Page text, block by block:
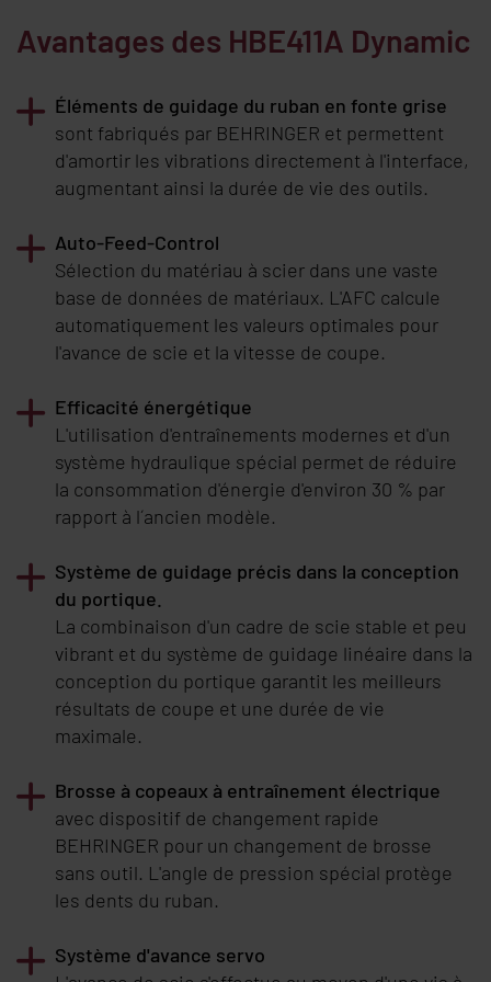
Avantages des HBE411A Dynamic
Éléments de guidage du ruban en fonte grise
sont fabriqués par BEHRINGER et permettent
d'amortir les vibrations directement à l'interface,
augmentant ainsi la durée de vie des outils.
Auto-Feed-Control
Sélection du matériau à scier dans une vaste
base de données de matériaux. L'AFC calcule
automatiquement les valeurs optimales pour
l'avance de scie et la vitesse de coupe.
Efficacité énergétique
L'utilisation d'entraînements modernes et d'un
système hydraulique spécial permet de réduire
la consommation d'énergie d'environ 30 % par
rapport à l´ancien modèle.
Système de guidage précis dans la conception
du portique.
La combinaison d'un cadre de scie stable et peu
vibrant et du système de guidage linéaire dans la
conception du portique garantit les meilleurs
résultats de coupe et une durée de vie
maximale.
Brosse à copeaux à entraînement électrique
avec dispositif de changement rapide
BEHRINGER pour un changement de brosse
sans outil. L'angle de pression spécial protège
les dents du ruban.
Système d'avance servo